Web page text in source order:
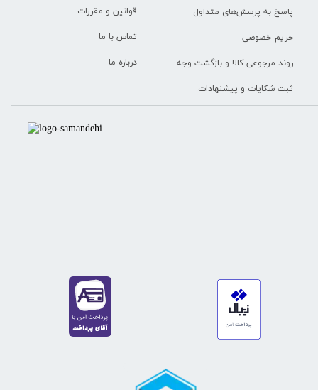
پاسخ به پرسش‌های متداول
حریم خصوصی
روند مرجوعی کالا و بازگشت وجه
ثبت شکایات و پیشنهادات
قوانین و مقررات
تماس با ما
درباره ما